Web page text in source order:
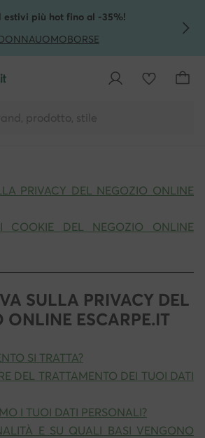
PRINCIPALE
estivi più hot fino al -35%!
UOMOBORSE
prodotto, stile
PRIVACY DEL NEGOZIO ONLINE
COOKIE DEL NEGOZIO ONLINE
SULLA PRIVACY DEL
ONLINE ESCARPE.IT
SI TRATTA?
DEL TRATTAMENTO DEI TUOI DATI
I TUOI DATI PERSONALI?
E SU QUALI BASI VENGONO